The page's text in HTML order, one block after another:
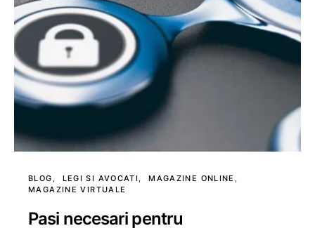
BLOG LEGI SI AVOCATI
MAGAZINE ONLINE
MAGAZINE VIRTUALE
Pasi necesari pentru